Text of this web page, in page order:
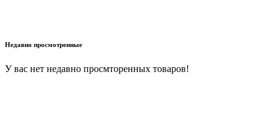
Недавно просмотренные
У вас нет недавно просмторенных товаров!